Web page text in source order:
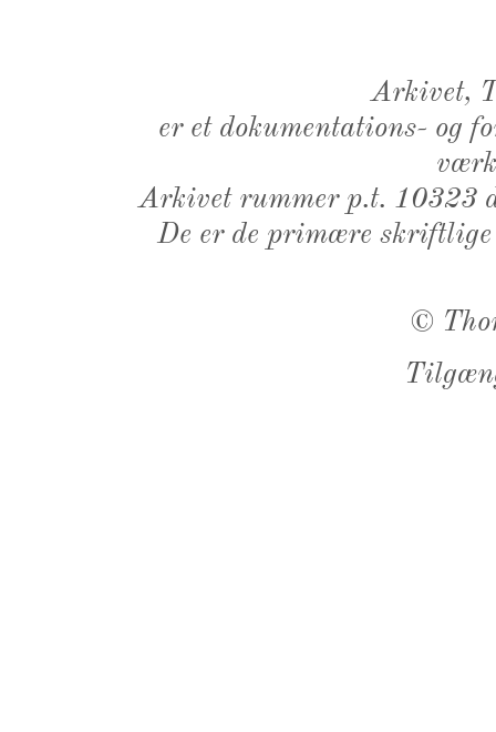
Arkivet,
er et dokumentations- og
Arkivet rummer p.t. 10323
De er de primære
©